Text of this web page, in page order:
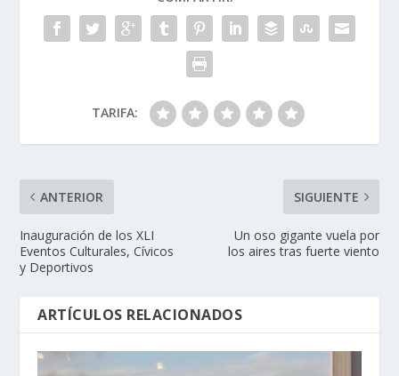
TARIFA:
ANTERIOR
Inauguración de los XLI
Eventos Culturales, Cívicos
y Deportivos
SIGUIENTE
Un oso gigante vuela por
los aires tras fuerte viento
ARTÍCULOS RELACIONADOS